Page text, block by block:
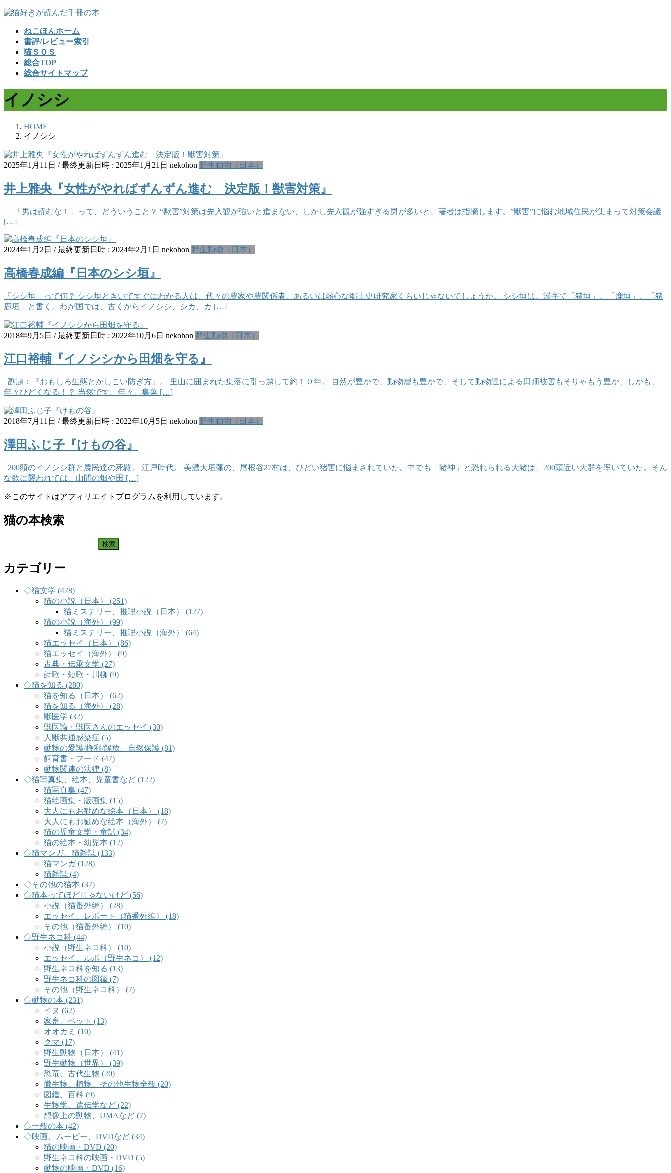
コ
ッ
ナ
移
ねこほんホーム
書評/レビュー索引
猫ＳＯＳ
総合TOP
総合サイトマップ
イノシシ
HOME
イノシシ
2025年1月11日 / 最終更新日時 : 2025年1月21日 nekohon 野生動物（日本）
井上雅央『女性がやればずんずん進む 決定版！獣害対策』
「男は読むな！」って、どういうこと？ “獣害”対策は先入観が強いと進まない、しかし先入観が強すぎる男が多いと、著者は指摘します。”獣害”に悩む地域住民が集まって対策会議
[…]
2024年1月2日 / 最終更新日時 : 2024年2月1日 nekohon 野生動物（日本）
高橋春成編『日本のシシ垣』
「シシ垣」って何？ シシ垣ときいてすぐにわかる人は、代々の農家や農関係者、あるいは熱心な郷土史研究家くらいじゃないでしょうか。 シシ垣は、漢字で「猪垣」、「鹿垣」、「猪
鹿垣」と書く。わが国では、古くからイノシシ、シカ、カ […]
2018年9月5日 / 最終更新日時 : 2022年10月6日 nekohon 野生動物（日本）
江口裕輔『イノシシから田畑を守る』
副題：『おもしろ生態とかしこい防ぎ方』。 里山に囲まれた集落に引っ越して約１０年。 自然が豊かで、動物層も豊かで、そして動物達による田畑被害もそりゃもう豊か、しかも、
年々ひどくなる！？ 当然です。年々、集落 […]
2018年7月11日 / 最終更新日時 : 2022年10月5日 nekohon 野生動物（日本）
澤田ふじ子『けもの谷』
200頭のイノシシ群と農民達の死闘。 江戸時代。 美濃大垣藩の、尾根谷27村は、ひどい猪害に悩まされていた。中でも「猪神」と恐れられる大猪は、200頭近い大群を率いていた。そん
な数に襲われては、山間の畑や田 […]
※このサイトはアフィリエイトプログラムを利用しています。
猫の本検索
カテゴリー
◇猫文学 (478)
猫の小説（日本） (251)
猫ミステリー、推理小説（日本） (127)
猫の小説（海外） (99)
猫ミステリー、推理小説（海外） (64)
猫エッセイ（日本） (86)
猫エッセイ（海外） (9)
古典・伝承文学 (27)
詩歌・短歌・川柳 (9)
◇猫を知る (280)
猫を知る（日本） (62)
猫を知る（海外） (28)
獣医学 (32)
獣医論・獣医さんのエッセイ (30)
人獣共通感染症 (5)
動物の愛護/権利/解放、自然保護 (81)
飼育書・フード (47)
動物関連の法律 (8)
◇猫写真集、絵本、児童書など (122)
猫写真集 (47)
猫絵画集・版画集 (15)
大人にもお勧めな絵本（日本） (18)
大人にもお勧めな絵本（海外） (7)
猫の児童文学・童話 (34)
猫の絵本・幼児本 (12)
◇猫マンガ、猫雑誌 (133)
猫マンガ (128)
猫雑誌 (4)
◇その他の猫本 (37)
◇猫本ってほどじゃないけど (56)
小説（猫番外編） (28)
エッセイ、レポート（猫番外編） (18)
その他（猫番外編） (10)
◇野生ネコ科 (44)
小説（野生ネコ科） (10)
エッセイ、ルポ（野生ネコ） (12)
野生ネコ科を知る (13)
野生ネコ科の図鑑 (7)
その他（野生ネコ科） (7)
◇動物の本 (231)
イヌ (62)
家畜、ペット (13)
オオカミ (10)
クマ (17)
野生動物（日本） (41)
野生動物（世界） (39)
恐竜、古代生物 (20)
微生物、植物、その他生物全般 (20)
図鑑、百科 (9)
生物学、遺伝学など (22)
想像上の動物、UMAなど (7)
◇一般の本 (42)
◇映画、ムービー、DVDなど (34)
猫の映画・DVD (20)
野生ネコ科の映画・DVD (5)
動物の映画・DVD (16)